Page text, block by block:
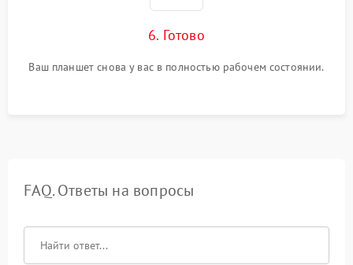
6. Готово
Ваш планшет снова у вас в полностью рабочем состоянии.
FAQ. Ответы на вопросы